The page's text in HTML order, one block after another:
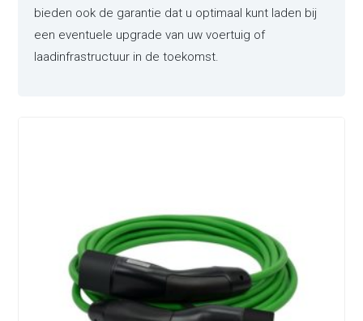
bieden ook de garantie dat u optimaal kunt laden bij
een eventuele upgrade van uw voertuig of
laadinfrastructuur in de toekomst.